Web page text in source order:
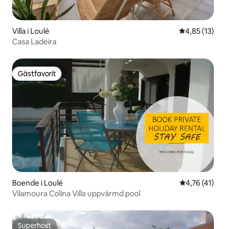
Villa i Loulé 4,85 av 5 i
4,85 (13)
Casa Ladeira
Gästfavorit
Gästfavorit
Boende i Loulé 4,76 av 5 i
4,76 (41)
Vilamoura Colina Villa uppvärmd pool
Superhost